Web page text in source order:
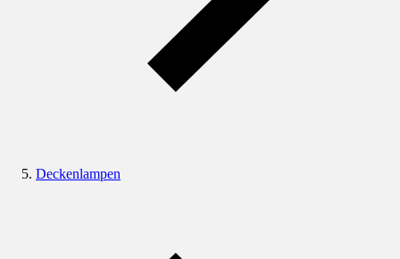
Deckenlampen